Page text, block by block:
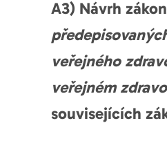
A3) Návrh
veřejného
veřejném
souvisejících